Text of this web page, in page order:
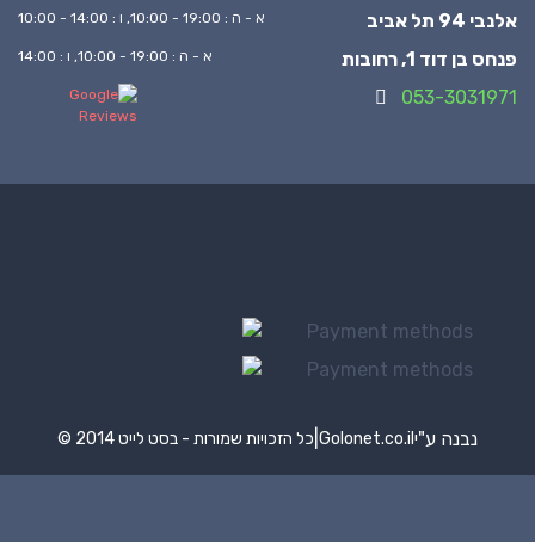
אלנבי 94 תל אביב א - ה : 19:00 - 10:00, ו : 14:00 - 10:00
פנחס בן דוד 1, רחובות א - ה : 19:00 - 10:00, ו : 14:00
053-3031971
© 2014 כל הזכויות שמורות - בסט לייט Golonet.co.il נבנה ע"י